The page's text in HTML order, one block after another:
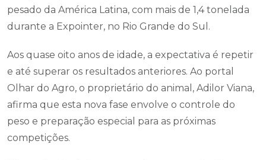
pesado da América Latina, com mais de 1,4 tonelada
durante a Expointer, no Rio Grande do Sul.
Aos quase oito anos de idade, a expectativa é repetir
e até superar os resultados anteriores. Ao portal
Olhar do Agro, o proprietário do animal, Adilor Viana,
afirma que esta nova fase envolve o controle do
peso e preparação especial para as próximas
competições.